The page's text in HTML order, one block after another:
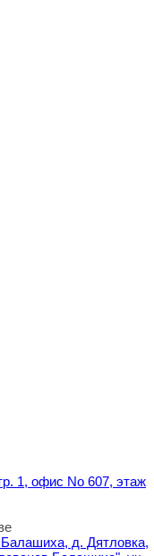
1, офис No 607, этаж
Балашиха, д. Дятловка,